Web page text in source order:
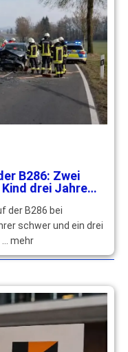
B286: Zwei
drei Jahre
der B286 bei
schwer und ein drei
mehr